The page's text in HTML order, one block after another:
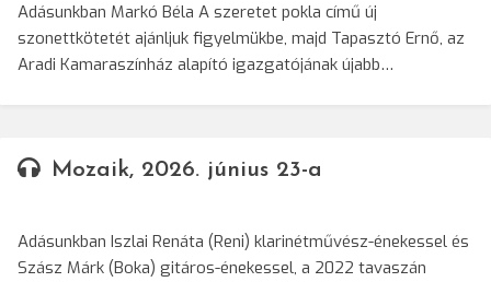
Adásunkban Markó Béla A szeretet pokla című új
szonettkötetét ajánljuk figyelmükbe, majd Tapasztó Ernő, az
Aradi Kamaraszínház alapító igazgatójának újabb…
Mozaik, 2026. június 23-a
Adásunkban Iszlai Renáta (Reni) klarinétművész-énekessel és
Szász Márk (Boka) gitáros-énekessel, a 2022 tavaszán